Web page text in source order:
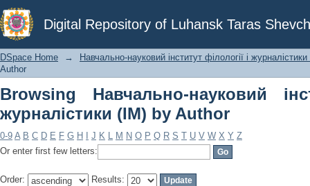
Digital Repository of Luhansk Taras
Browsing Навчально-науковий
DSpace Home →
Навчально-науковий інститут філології і
Author
Browsing Навчально-науковий
журналістики (ІМ) by Author
0-9 A B C D E F G H J K L M N O P Q R S T U V W X Y Z
Or enter first few letters:
Order: Results: